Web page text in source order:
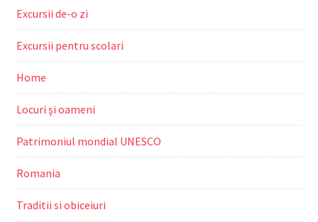
Excursii de-o zi
Excursii pentru scolari
Home
Locuri şi oameni
Patrimoniul mondial UNESCO
Romania
Traditii si obiceiuri